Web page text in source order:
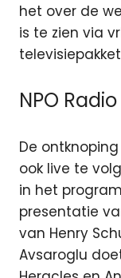
het over de
is te zien via
NPO Radio
De
ook live te
in het
presentatie
van Henry
Avsaroglu